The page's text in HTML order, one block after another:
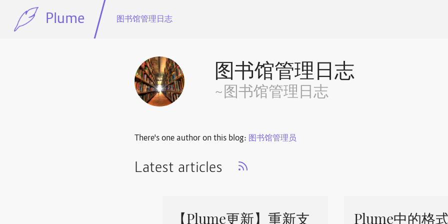
Plume 图书馆管理日志
图书馆管理日志
~图书馆管理日志
There's one author on this blog: 图书馆管理员
Latest articles